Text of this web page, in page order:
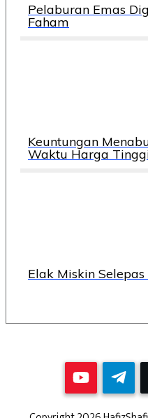
Pelaburan Emas
Faham
Keuntungan
Waktu Harga
Elak Miskin